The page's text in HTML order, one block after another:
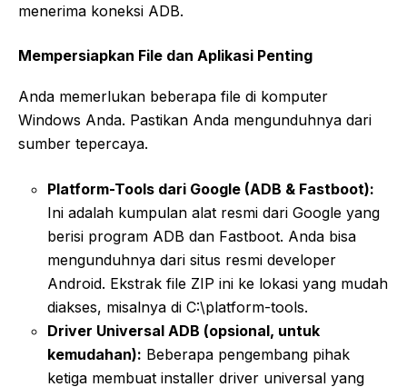
menerima koneksi ADB.
Mempersiapkan File dan Aplikasi Penting
Anda memerlukan beberapa file di komputer
Windows Anda. Pastikan Anda mengunduhnya dari
sumber tepercaya.
Platform-Tools dari Google (ADB & Fastboot):
Ini adalah kumpulan alat resmi dari Google yang
berisi program ADB dan Fastboot. Anda bisa
mengunduhnya dari situs resmi developer
Android. Ekstrak file ZIP ini ke lokasi yang mudah
diakses, misalnya di C:\platform-tools.
Driver Universal ADB (opsional, untuk
kemudahan): Beberapa pengembang pihak
ketiga membuat installer driver universal yang